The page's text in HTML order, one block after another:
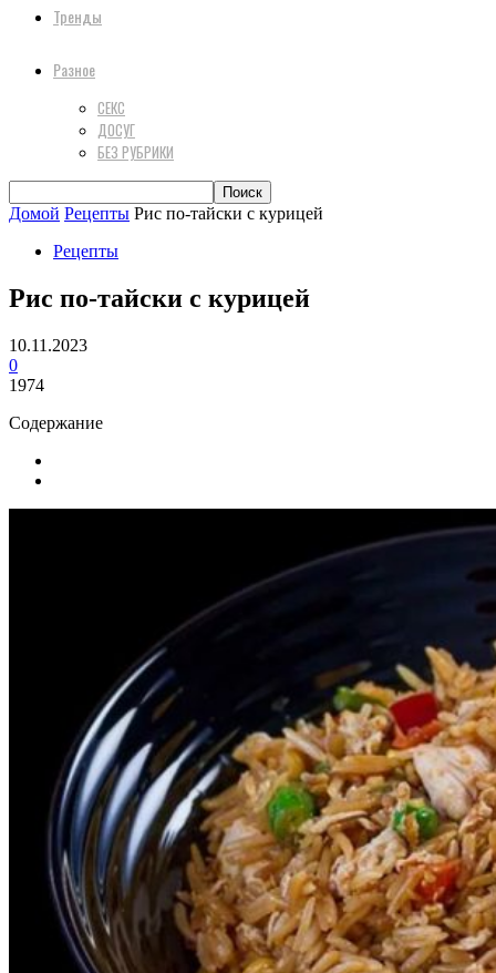
Тренды
Разное
СЕКС
ДОСУГ
БЕЗ РУБРИКИ
Домой Рецепты Рис по-тайски с курицей
Рецепты
Рис по-тайски с курицей
10.11.2023
0
1974
Содержание